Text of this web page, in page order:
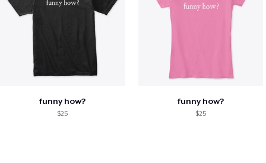
funny how?
$25
funny how?
$25